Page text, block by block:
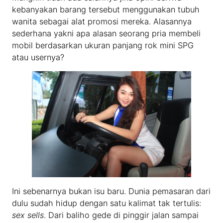
kebanyakan barang tersebut menggunakan tubuh
wanita sebagai alat promosi mereka. Alasannya
sederhana yakni apa alasan seorang pria membeli
mobil berdasarkan ukuran panjang rok mini SPG
atau usernya?
Ini sebenarnya bukan isu baru. Dunia pemasaran dari
dulu sudah hidup dengan satu kalimat tak tertulis:
sex sells. Dari baliho gede di pinggir jalan sampai